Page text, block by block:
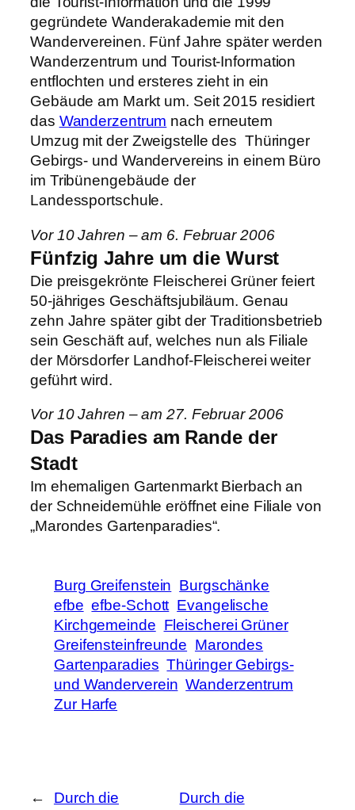
gegründete Wanderakademie mit den
Wandervereinen. Fünf Jahre später werden
Wanderzentrum und Tourist-Information
entflochten und ersteres zieht in ein
Gebäude am Markt um. Seit 2015 residiert
das Wanderzentrum nach erneutem
Umzug mit der Zweigstelle des Thüringer
Gebirgs- und Wandervereins in einem Büro
im Tribünengebäude der
Landessportschule.
Vor 10 Jahren – am 6. Februar 2006
Fünfzig Jahre um die Wurst
Die preisgekrönte Fleischerei Grüner feiert
50-jähriges Geschäftsjubiläum. Genau
zehn Jahre später gibt der Traditionsbetrieb
sein Geschäft auf, welches nun als Filiale
der Mörsdorfer Landhof-Fleischerei weiter
geführt wird.
Vor 10 Jahren – am 27. Februar 2006
Das Paradies am Rande der
Stadt
Im ehemaligen Gartenmarkt Bierbach an
der Schneidemühle eröffnet eine Filiale von
„Marondes Gartenparadies“.
Burg Greifenstein Burgschänke
efbe efbe-Schott Evangelische
Kirchgemeinde Fleischerei Grüner
Greifensteinfreunde Marondes
Gartenparadies Thüringer Gebirgs-
und Wanderverein Wanderzentrum
Zur Harfe
←
Durch die
Durch die